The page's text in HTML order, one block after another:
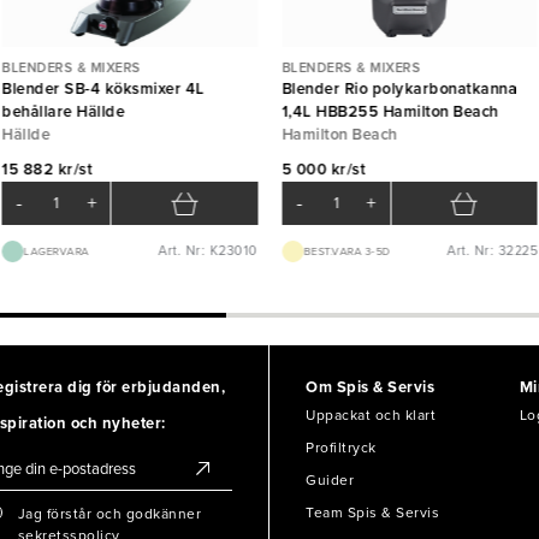
BLENDERS & MIXERS
Blender SB-4 köksmixer 4L
behållare Hällde
Hällde
15 882 kr/st
- +
LAGERVARA Art. Nr: K23010
BLENDERS & MIXERS
Blender Rio polykarbonatkanna
1,4L HBB255 Hamilton Beach
Hamilton Beach
5 000 kr/st
- +
BEST.VARA 3-5D Art. Nr: 32225
dig för erbjudanden,
och nyheter:
Jag förstår och godkänner
sekretsspolicy
Om Spis & Servis
Uppackat och klart
Profiltryck
Guider
Team Spis & Servis